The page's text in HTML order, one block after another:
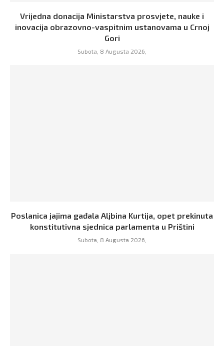
Vrijedna donacija Ministarstva prosvjete, nauke i
inovacija obrazovno-vaspitnim ustanovama u Crnoj
Gori
Subota, 8 Augusta 2026,
Poslanica jajima gađala Aljbina Kurtija, opet prekinuta
konstitutivna sjednica parlamenta u Prištini
Subota, 8 Augusta 2026,